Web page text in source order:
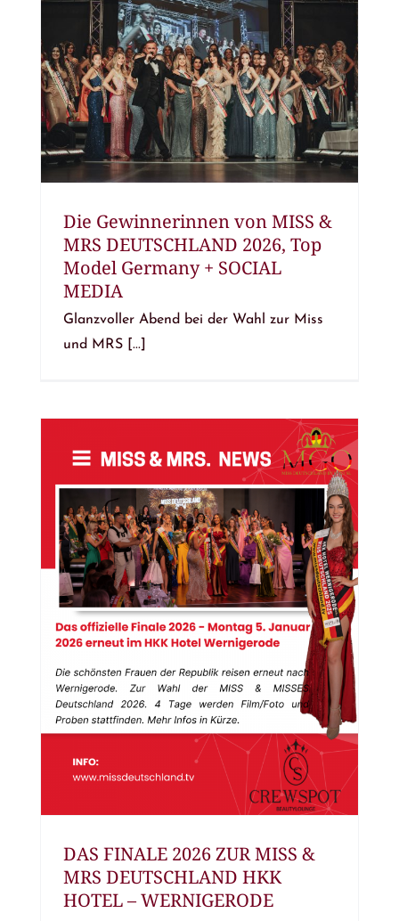
Die Gewinnerinnen von MISS &
MRS DEUTSCHLAND 2026, Top
Model Germany + SOCIAL
MEDIA
Glanzvoller Abend bei der Wahl zur Miss
und MRS [...]
DAS FINALE 2026 ZUR MISS &
MRS DEUTSCHLAND HKK
HOTEL – WERNIGERODE